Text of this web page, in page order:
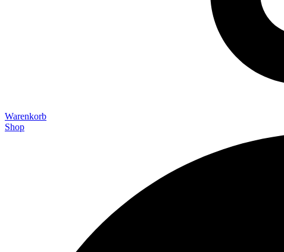
Warenkorb
Shop